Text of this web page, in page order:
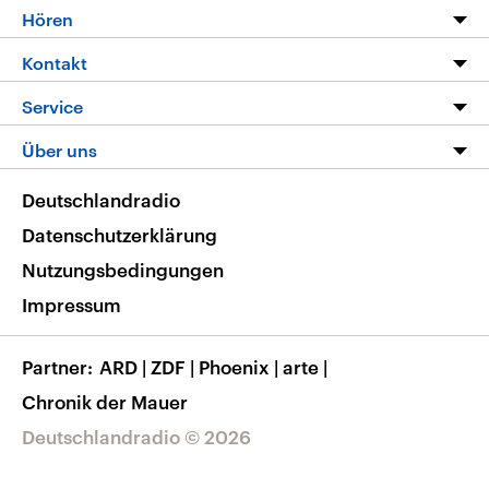
Programm
Die Nachrichten
Nachrichtenleicht
Neue Beiträge auf dlf.de
Hören
Livestream
Podcasts
Deutschlandfunk App
Nachrichten App
Frequenzen
Kontakt
Hörerservice
Service
FAQ
Veranstaltungen
Musikliste
RSS
Über uns
Barrierefreiheit
Deutschlandradio © 2026
Deutschlandradio
Datenschutzerklärung
Nutzungsbedingungen
Impressum
Partner ARD | ZDF | Phoenix | arte |
Chronik der Mauer